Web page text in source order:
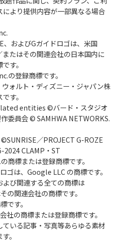
より提供内容が一部異なる場合
、およびGガイドロゴは、米国
たはその関連会社の日本国内に
す。
の登録商標です。
ウォルト・ディズニー・ジャパン株
す。
entities ©バード・スタジオ
委員会 © SAMHWA NETWORKS.
／PROJECT G-ROZE
CLAMP・ST
商標または登録商標です。
ゴは、Google LLC の商標です。
び関連する全ての商標は
関連会社の商標です。
です。
社の商標または登録商標です。
いる記事・写真等あらゆる素材
。